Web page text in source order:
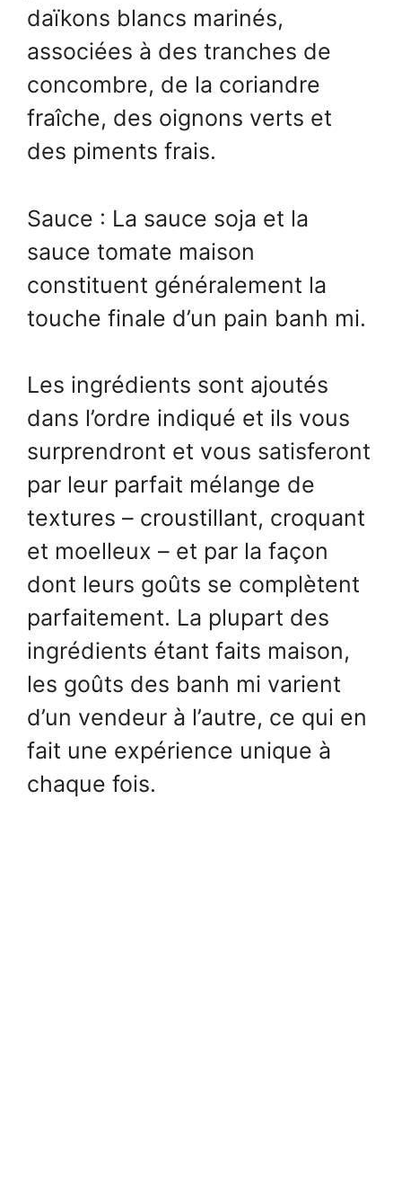
daïkons blancs marinés,
associées à des tranches de
concombre, de la coriandre
fraîche, des oignons verts et
des piments frais.
Sauce : La sauce soja et la
sauce tomate maison
constituent généralement la
touche finale d’un pain banh mi.
Les ingrédients sont ajoutés
dans l’ordre indiqué et ils vous
surprendront et vous satisferont
par leur parfait mélange de
textures – croustillant, croquant
et moelleux – et par la façon
dont leurs goûts se complètent
parfaitement. La plupart des
ingrédients étant faits maison,
les goûts des banh mi varient
d’un vendeur à l’autre, ce qui en
fait une expérience unique à
chaque fois.